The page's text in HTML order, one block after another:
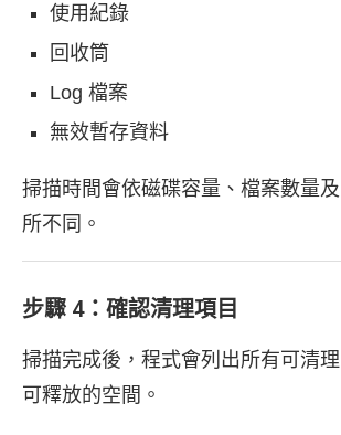
使用紀錄
回收筒
Log 檔案
無效暫存資料
掃描時間會依磁碟容量、檔案數量
所不同。
步驟 4：確認清理項目
掃描完成後，程式會列出所有可清
可釋放的空間。